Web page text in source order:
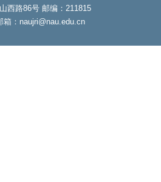
西路86号 邮编：211815
箱：naujri@nau.edu.cn